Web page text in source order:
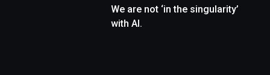
We are not ‘in the singularity’
with AI.